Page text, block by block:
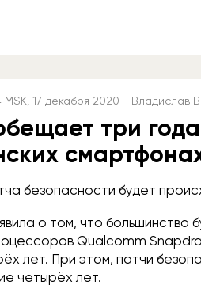
MSK, 17 декабря 2020 Владислав
три
безопасности будет
о том, что
Qualcomm
лет. При этом, патчи
четырёх лет.